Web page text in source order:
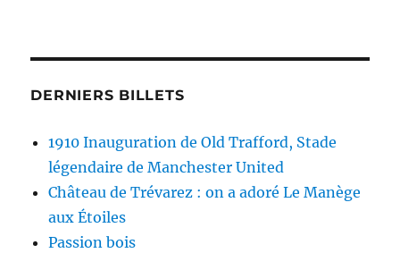
DERNIERS BILLETS
1910 Inauguration de Old Trafford, Stade
légendaire de Manchester United
Château de Trévarez : on a adoré Le Manège
aux Étoiles
Passion bois